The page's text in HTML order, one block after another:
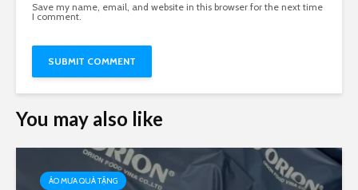
Save my name, email, and website in this browser for the next time
I comment.
You may also like
ÁO MƯA QUÀ TẶNG